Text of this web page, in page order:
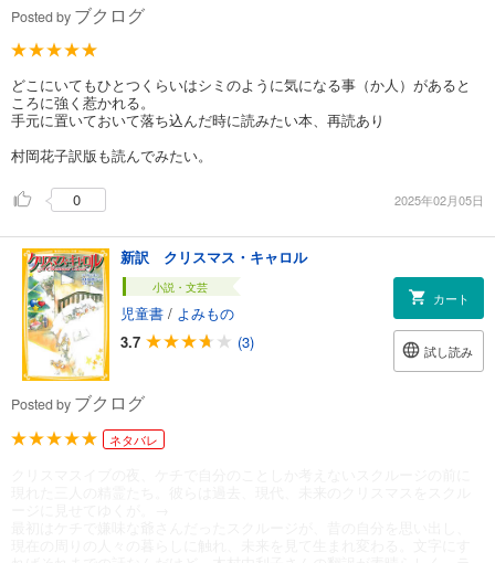
Posted by ブクログ
どこにいてもひとつくらいはシミのように気になる事（か人）があると
ころに強く惹かれる。
手元に置いておいて落ち込んだ時に読みたい本、再読あり
村岡花子訳版も読んでみたい。
0 2025年02月05日
新訳 クリスマス・キャロル
小説・文芸
児童書 / よみもの
3.7
(3)
カート
試し読み
Posted by ブクログ
ネタバレ